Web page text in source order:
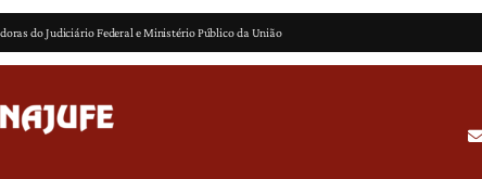
do Judiciário Federal e Ministério Público da União